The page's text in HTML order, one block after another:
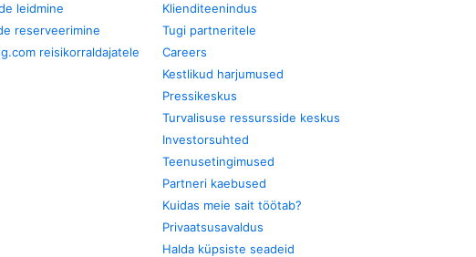
leidmine
reserveerimine
reisikorraldajatele
Klienditeenindus
Tugi partneritele
Careers
Kestlikud harjumused
Pressikeskus
Turvalisuse ressursside keskus
Investorsuhted
Teenusetingimused
Partneri kaebused
Kuidas meie sait töötab?
Privaatsusavaldus
Halda küpsiste seadeid